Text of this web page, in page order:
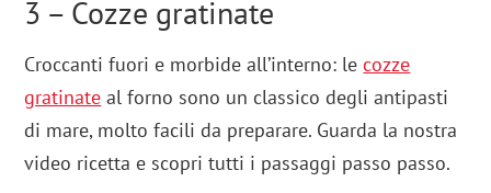
3 – Cozze gratinate
Croccanti fuori e morbide all’interno: lecozze
gratinate al forno sono un classico degli antipasti
di mare, molto facili da preparare. Guarda la nostra
video ricetta e scopri tutti i passaggi passo passo.